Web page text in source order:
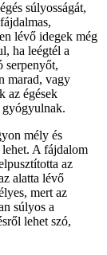
súlyosságát,
lévő idegek még
ha leégtél a
serpenyőt,
marad, vagy
az égések
gyógyulnak.
mély és
A fájdalom
az
alatta lévő
mert az
súlyos a
lehet szó,